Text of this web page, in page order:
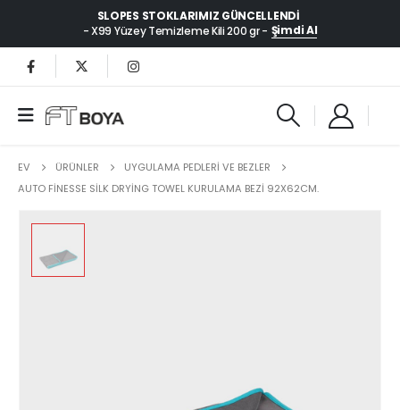
SLOPES STOKLARIMIZ GÜNCELLENDI
- X99 Yüzey Temizleme Kili 200 gr - Şimdi Al
EV ÜRÜNLER
UYGULAMA PEDLERİ VE BEZLER
AUTO FINESSE SILK DRYING TOWEL KURULAMA BEZI 92X62CM.